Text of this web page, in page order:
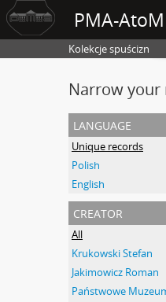
PMA-AtoM
Kolekcje spuścizn
Narrow your
language
Unique records
Polish
English
creator
All
Krukowski Stefan
Jakimowicz Roman